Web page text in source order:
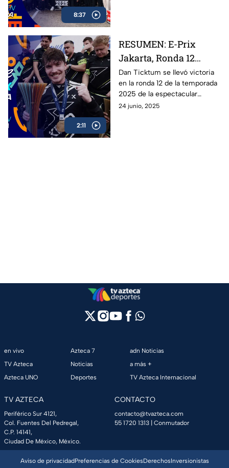
8:37
victoria en el premio de Berlín.
2:11
RESUMEN: E-Prix
Jakarta, Ronda 12
Fórmula E 2025
Dan Ticktum se llevó victoria
en la ronda 12 de la temporada
2025 de la espectacular
Fórmula E: revive los mejores
24 junio, 2025
en vivo
TV Azteca
Azteca UNO
Azteca 7
Noticias
Deportes
adn Noticias
a más +
TV Azteca Internacional
TV AZTECA
Periférico Sur 4121,
Col. Fuentes Del Pedregal,
C.P. 14141,
Ciudad De México, México.
CONTACTO
contacto@tvazteca.com
55 1720 1313 | Conmutador
Aviso de privacidadPreferencias de CookiesDerechosInversionistas